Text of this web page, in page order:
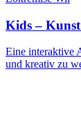
Kids –
Eine interaktive
und kreativ zu